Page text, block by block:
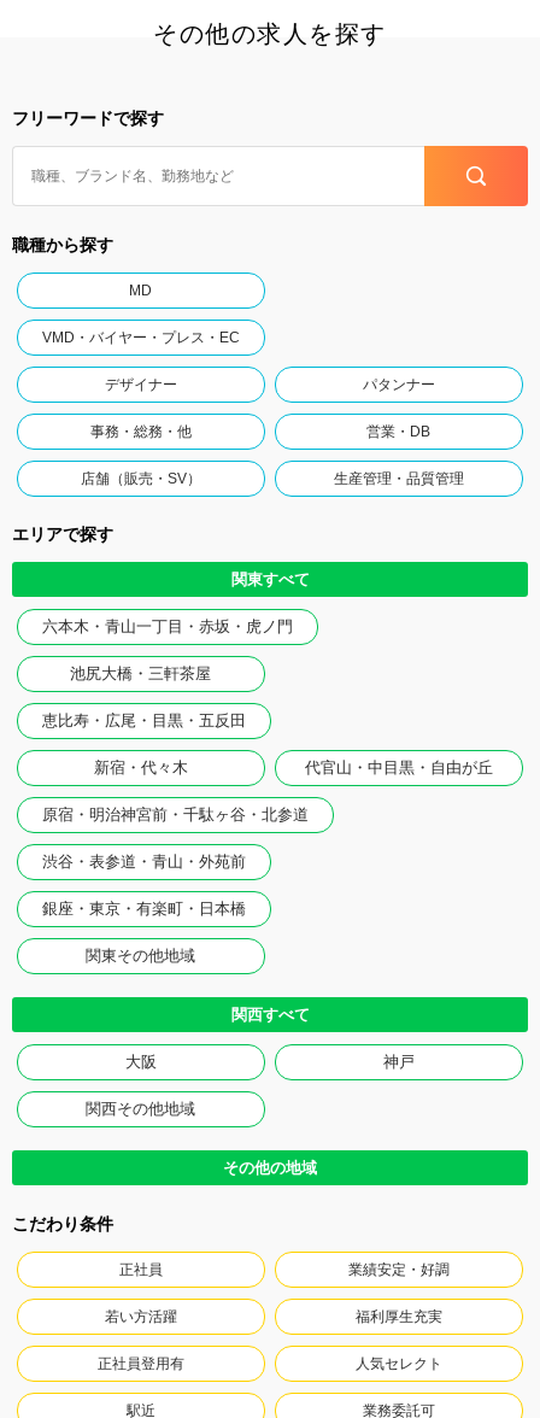
その他の求人を探す
フリーワードで探す
職種から探す
MD
VMD・バイヤー・プレス・EC
デザイナー パタンナー
事務・総務・他 営業・DB
店舗（販売・SV） 生産管理・品質管理
エリアで探す
関東すべて
六本木・青山一丁目・赤坂・虎ノ門
池尻大橋・三軒茶屋
恵比寿・広尾・目黒・五反田
新宿・代々木 代官山・中目黒・自由が丘
原宿・明治神宮前・千駄ヶ谷・北参道
渋谷・表参道・青山・外苑前
銀座・東京・有楽町・日本橋
関東その他地域
関西すべて
大阪 神戸
関西その他地域
その他の地域
こだわり条件
正社員 業績安定・好調
若い方活躍 福利厚生充実
正社員登用有 人気セレクト
駅近 業務委託可